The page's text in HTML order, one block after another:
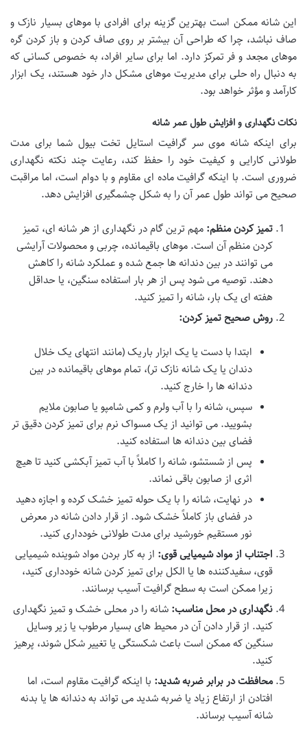
این شانه ممکن است بهترین گزینه برای افرادی با موهای بسیار نازک و
صاف نباشد، چرا که طراحی آن بیشتر بر روی صاف کردن و باز کردن گره
موهای مجعد و فر تمرکز دارد. اما برای سایر افراد، به خصوص کسانی که
به دنبال راه حلی برای مدیریت موهای مشکل دار خود هستند، یک ابزار
کارآمد و مؤثر خواهد بود.
نکات نگهداری و افزایش طول عمر شانه
برای اینکه شانه موی سر گرافیت استایل تخت بیول شما برای مدت
طولانی کارایی و کیفیت خود را حفظ کند، رعایت چند نکته نگهداری
ضروری است. با اینکه گرافیت ماده ای مقاوم و با دوام است، اما مراقبت
صحیح می تواند طول عمر آن را به شکل چشمگیری افزایش دهد.
تمیز کردن منظم: مهم ترین گام در نگهداری از هر شانه ای، تمیز
کردن منظم آن است. موهای باقیمانده، چربی و محصولات آرایشی
می توانند در بین دندانه ها جمع شده و عملکرد شانه را کاهش
دهند. توصیه می شود پس از هر بار استفاده سنگین، یا حداقل
هفته ای یک بار، شانه را تمیز کنید.
روش صحیح تمیز کردن:
ابتدا با دست یا یک ابزار باریک (مانند انتهای یک خلال
دندان یا یک شانه نازک تر)، تمام موهای باقیمانده در بین
دندانه ها را خارج کنید.
سپس، شانه را با آب ولرم و کمی شامپو یا صابون ملایم
بشویید. می توانید از یک مسواک نرم برای تمیز کردن دقیق تر
فضای بین دندانه ها استفاده کنید.
پس از شستشو، شانه را کاملاً با آب تمیز آبکشی کنید تا هیچ
اثری از صابون باقی نماند.
در نهایت، شانه را با یک حوله تمیز خشک کرده و اجازه دهید
در فضای باز کاملاً خشک شود. از قرار دادن شانه در معرض
نور مستقیم خورشید برای مدت طولانی خودداری کنید.
اجتناب از مواد شیمیایی قوی: از به کار بردن مواد شوینده شیمیایی
قوی، سفیدکننده ها یا الکل برای تمیز کردن شانه خودداری کنید،
زیرا ممکن است به سطح گرافیت آسیب برسانند.
نگهداری در محل مناسب: شانه را در محلی خشک و تمیز نگهداری
کنید. از قرار دادن آن در محیط های بسیار مرطوب یا زیر وسایل
سنگین که ممکن است باعث شکستگی یا تغییر شکل شوند، پرهیز
کنید.
محافظت در برابر ضربه شدید: با اینکه گرافیت مقاوم است، اما
افتادن از ارتفاع زیاد یا ضربه شدید می تواند به دندانه ها یا بدنه
شانه آسیب برساند.